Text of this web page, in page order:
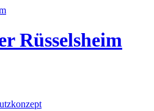
Rüsselsheim